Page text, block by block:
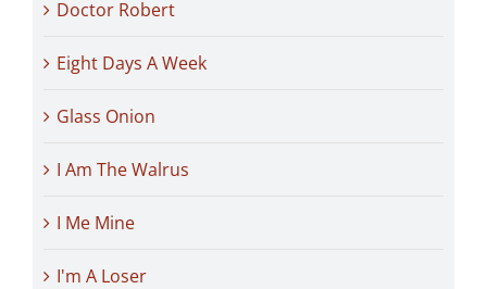
Doctor Robert
Eight Days A Week
Glass Onion
I Am The Walrus
I Me Mine
I'm A Loser